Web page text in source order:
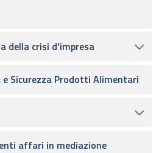
della crisi d'impresa
Sicurezza Prodotti Alimentari
affari in mediazione